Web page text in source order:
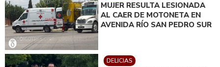
MUJER RESULTA LESIONADA
AL CAER DE MOTONETA EN
AVENIDA RÍO SAN PEDRO SUR
DELICIAS